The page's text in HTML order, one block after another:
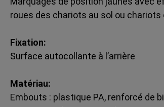
roues des chariots au sol ou
Fixation:
Surface autocollante à l’arrière
Matériau:
Embouts : plastique PA, renforcé de